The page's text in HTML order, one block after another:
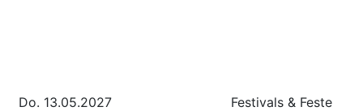
Do. 13.05.2027 Festivals & Feste